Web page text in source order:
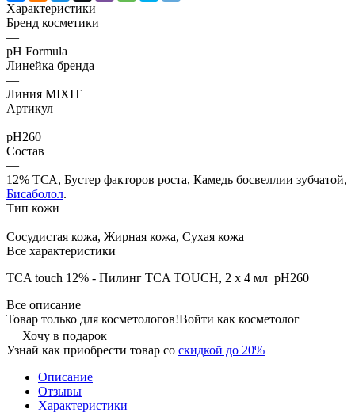
Характеристики
Бренд косметики
—
pH Formula
Линейка бренда
—
Линия MIXIT
Артикул
—
pH260
Состав
—
12% ТСА, Бустер факторов роста, Камедь босвеллии зубчатой,
Бисаболол.
Тип кожи
—
Сосудистая кожа, Жирная кожа, Сухая кожа
Все характеристики
TCA touch 12% - Пилинг ТСA TOUCH, 2 х 4 мл pH260
Все описание
Товар только для косметологов!Войти как косметолог
Хочу в подарок
Узнай как приобрести товар со скидкой до 20%
Описание
Отзывы
Характеристики